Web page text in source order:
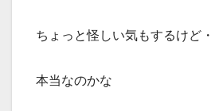
ちょっと怪しい気もするけど・
本当なのかな